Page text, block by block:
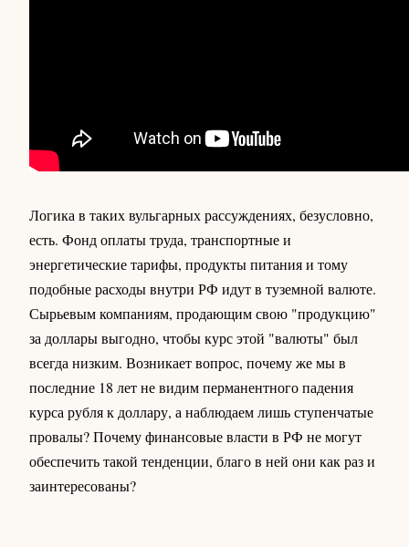
Логика в таких вульгарных рассуждениях, безусловно,
есть. Фонд оплаты труда, транспортные и
энергетические тарифы, продукты питания и тому
подобные расходы внутри РФ идут в туземной валюте.
Сырьевым компаниям, продающим свою "продукцию"
за доллары выгодно, чтобы курс этой "валюты" был
всегда низким. Возникает вопрос, почему же мы в
последние 18 лет не видим перманентного падения
курса рубля к доллару, а наблюдаем лишь ступенчатые
провалы? Почему финансовые власти в РФ не могут
обеспечить такой тенденции, благо в ней они как раз и
заинтересованы?